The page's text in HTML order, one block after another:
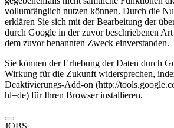
vollumfänglich nutzen können. Durch die
erklären Sie sich mit der Bearbeitung der
durch Google in der zuvor beschriebenen
dem zuvor benannten Zweck einverstanden.
Sie können der Erhebung der Daten durch
Wirkung für die Zukunft widersprechen,
Deaktivierungs-Add-on (http://
hl=de) für Ihren Browser installieren.
JOBS